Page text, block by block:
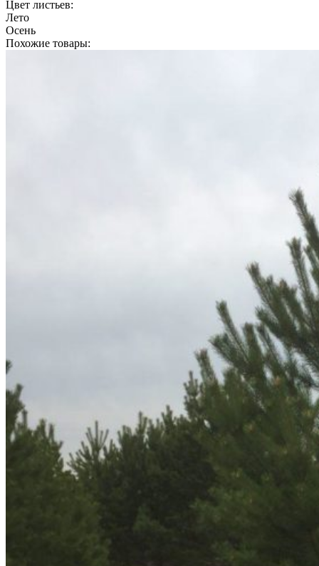
Цвет листьев:
Лето
Осень
Похожие товары: